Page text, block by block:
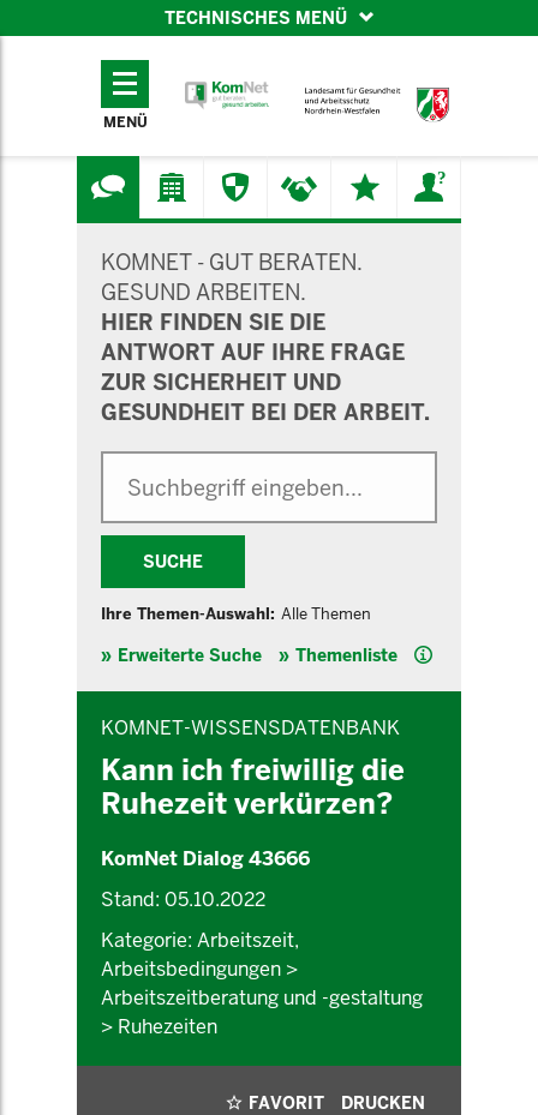
TECHNISCHES MENÜ
TECHNISCHES
MENÜ
KOMNET - GUT BERATEN.
GESUND ARBEITEN.
HIER FINDEN SIE DIE
ANTWORT AUF IHRE FRAGE
ZUR SICHERHEIT UND
GESUNDHEIT BEI DER ARBEIT.
SUCHE
Ihre Themen-Auswahl: Alle Themen
Erweiterte Suche Themenliste Hilfe
KOMNET-WISSENSDATENBANK
Kann ich freiwillig die
Ruhezeit verkürzen?
KomNet Dialog 43666
Stand: 05.10.2022
Kategorie: Arbeitszeit,
Arbeitsbedingungen >
Arbeitszeitberatung und -gestaltung
> Ruhezeiten
FAVORIT DRUCKEN